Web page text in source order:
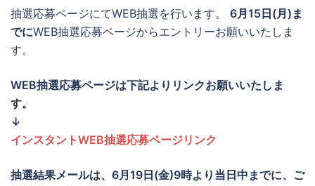
抽選応募ページにてWEB抽選を行います。 6月15日(月)ま
でにWEB抽選応募ページからエントリーお願いいたしま
す。
WEB抽選応募ページは下記よりリンクお願いいたしま
す。
↓
インスタントWEB抽選応募ページリンク
抽選結果メールは、 6月19日(金)9時より当日中までに、ご